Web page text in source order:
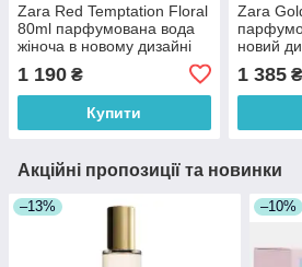
Zara Red Temptation Floral
80ml парфумована вода
жіноча в новому дизайні
(оригінал оригінал Іспанія)
1 190 ₴
Купити
Zara
новий
1 385₴
Акційні пропозиції та новинки
–13% –10%